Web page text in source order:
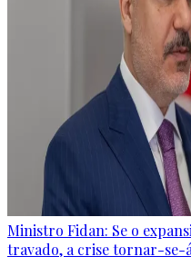
Ministro Fidan: Se o
travado, a crise tornar-se-